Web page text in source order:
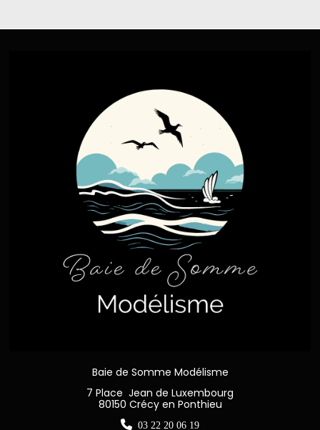
Baie de Somme Modélisme
7 Place Jean de Luxembourg
80150 Crécy en Ponthieu
 03 22 20 06 19